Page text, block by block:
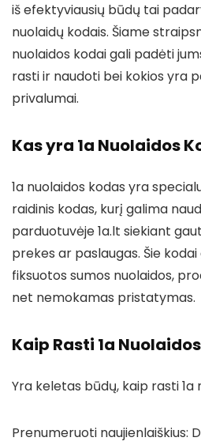
iš efektyviausių būdų tai
nuolaidų kodais. Šiame
nuolaidos kodai gali padėti
rasti ir naudoti bei kokios yra
privalumai.
Kas yra 1a Nuolaidos
1a nuolaidos kodas yra
raidinis kodas, kurį galima
parduotuvėje 1a.lt siekiant
prekes ar paslaugas. Šie
fiksuotos sumos nuolaidos,
net nemokamas pristatymas.
Kaip Rasti 1a
Yra keletas būdų, kaip rasti 1a
Prenumeruoti naujienlaiškius: